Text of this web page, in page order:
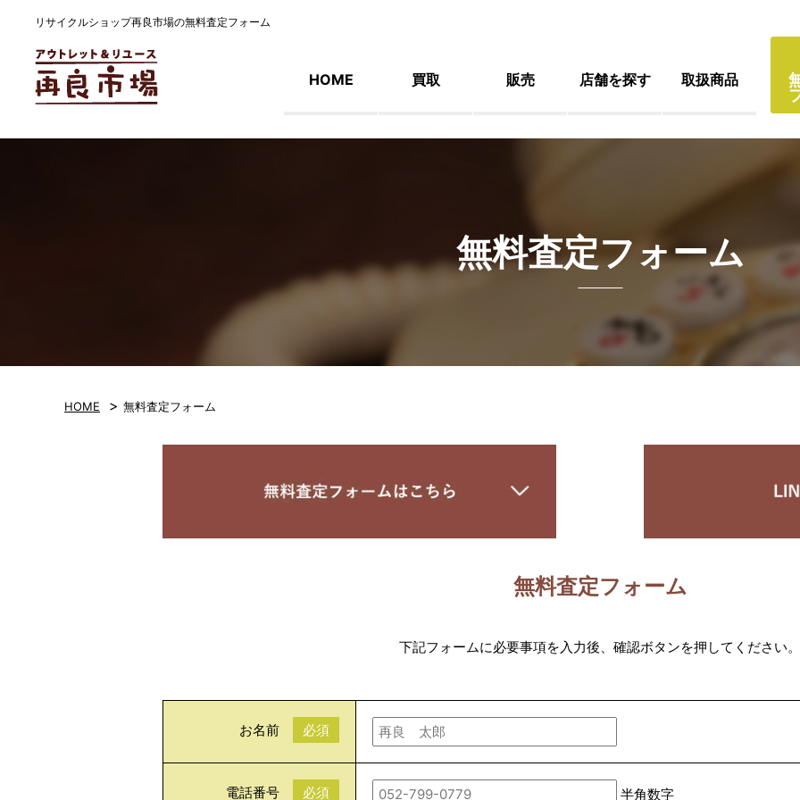
リサイクルショップ再良市場の無料査定フォーム
HOME 買取 販売 店舗を探す 取扱商品
無料査定フォーム
HOME > 無料査定フォーム
無料査定フォーム
下記フォームに必要事項を入力後、確認ボタンを押してください。
お名前 必須
電話番号 必須 半角数字